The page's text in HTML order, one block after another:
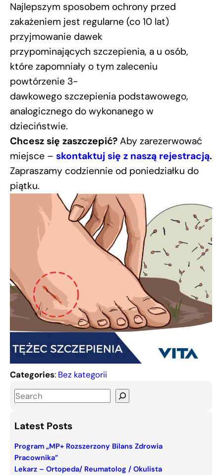
Najlepszym sposobem ochrony przed
zakażeniem jest regularne (co 10 lat)
przyjmowanie dawek
przypominających szczepienia, a u osób,
które zapomniały o tym zaleceniu
powtórzenie 3-
dawkowego szczepienia podstawowego,
analogicznego do wykonanego w
dzieciństwie.
Chcesz się zaszczepić? Aby zarezerwować
miejsce – skontaktuj się z naszą rejestracją.
Zapraszamy codziennie od poniedziałku do
piątku.
Categories: Bez kategorii
S
a
c
h
Latest Posts
Program „MP+ Rozszerzony Bilans Zdrowia
Pracownika”
Lekarz – Ortopeda/ Reumatolog / Okulista